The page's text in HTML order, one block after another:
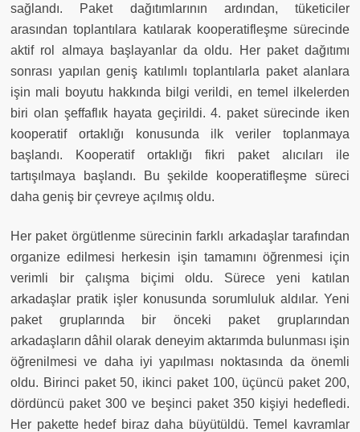
sağlandı. Paket dağıtımlarının ardından, tüketiciler
arasından toplantılara katılarak kooperatifleşme sürecinde
aktif rol almaya başlayanlar da oldu. Her paket dağıtımı
sonrası yapılan geniş katılımlı toplantılarla paket alanlara
işin mali boyutu hakkında bilgi verildi, en temel ilkelerden
biri olan şeffaflık hayata geçirildi. 4. paket sürecinde iken
kooperatif ortaklığı konusunda ilk veriler toplanmaya
başlandı. Kooperatif ortaklığı fikri paket alıcıları ile
tartışılmaya başlandı. Bu şekilde kooperatifleşme süreci
daha geniş bir çevreye açılmış oldu.
Her paket örgütlenme sürecinin farklı arkadaşlar tarafından
organize edilmesi herkesin işin tamamını öğrenmesi için
verimli bir çalışma biçimi oldu. Sürece yeni katılan
arkadaşlar pratik işler konusunda sorumluluk aldılar. Yeni
paket gruplarında bir önceki paket gruplarından
arkadaşların dâhil olarak deneyim aktarımda bulunması işin
öğrenilmesi ve daha iyi yapılması noktasında da önemli
oldu. Birinci paket 50, ikinci paket 100, üçüncü paket 200,
dördüncü paket 300 ve beşinci paket 350 kişiyi hedefledi.
Her pakette hedef biraz daha büyütüldü. Temel kavramlar